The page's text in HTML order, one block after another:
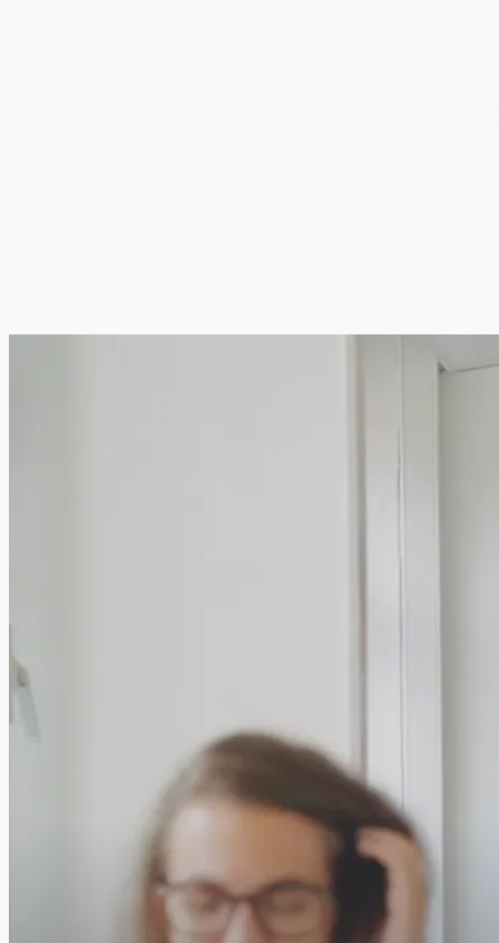
Ingenjörer skräddarsydda för dina
specifika behov